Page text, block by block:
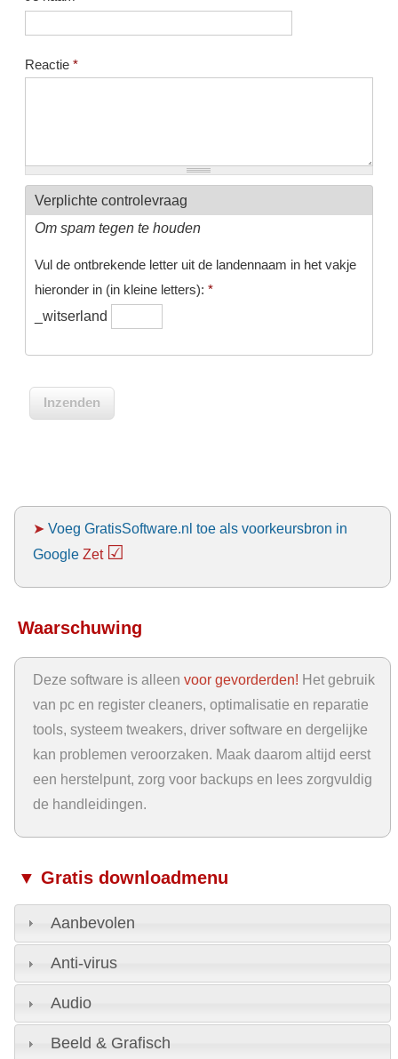
Reactie *
Verplichte controlevraag
Om spam tegen te houden
Vul de ontbrekende letter uit de landennaam in het vakje
hieronder in (in kleine letters): *
_witserland
➤ Voeg GratisSoftware.nl toe als voorkeursbron in
Google Zet ☑
Waarschuwing
Deze software is alleen voor gevorderden! Het gebruik
van pc en register cleaners, optimalisatie en reparatie
tools, systeem tweakers, driver software en dergelijke
kan problemen veroorzaken. Maak daarom altijd eerst
een herstelpunt, zorg voor backups en lees zorgvuldig
de handleidingen.
▼ Gratis downloadmenu
Aanbevolen
Anti-virus
Audio
Beeld & Grafisch